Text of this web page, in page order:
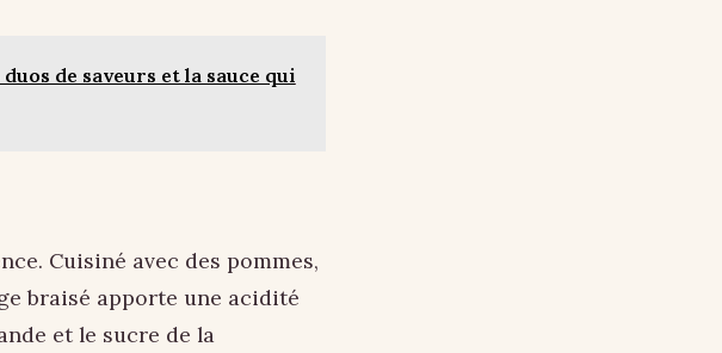
de saveurs et la sauce qui
Cuisiné avec des pommes,
braisé apporte une acidité
et le sucre de la